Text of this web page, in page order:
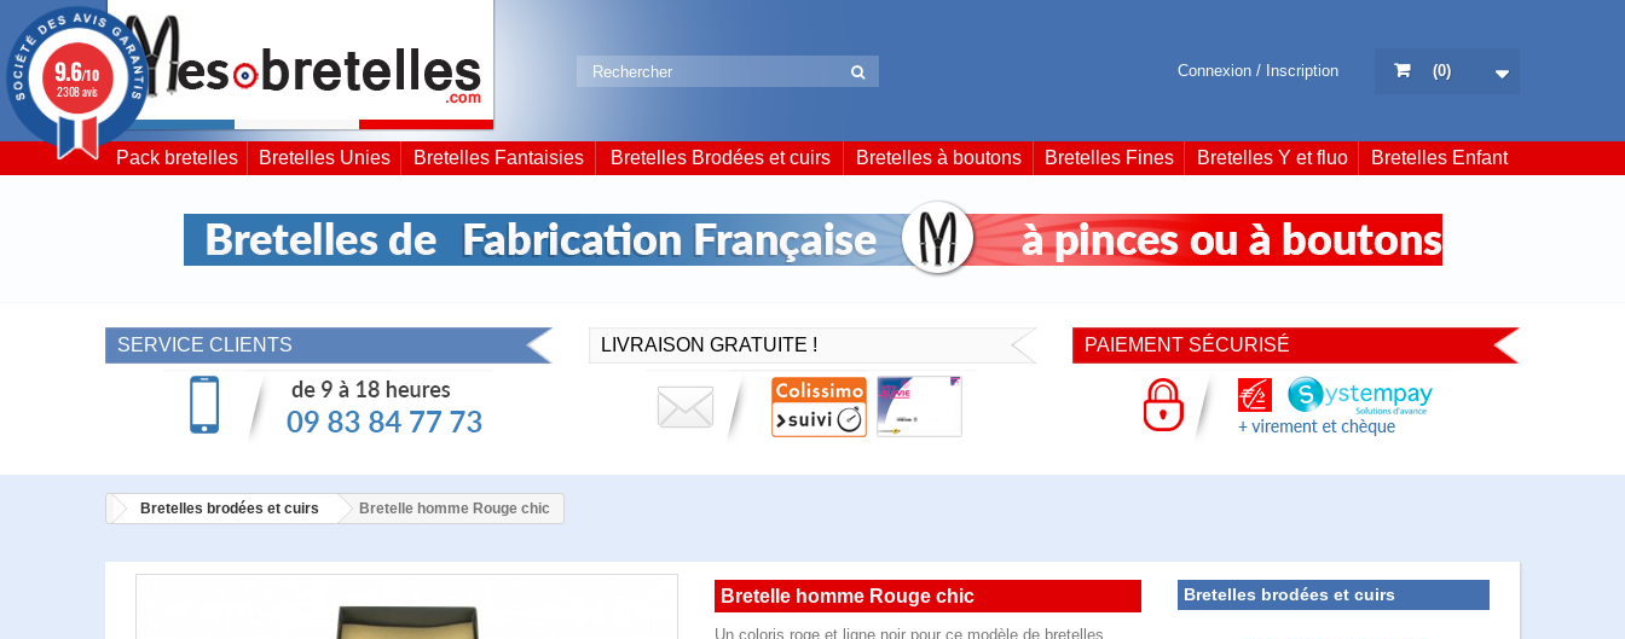
Connexion / Inscription (0)
Pack bretelles Bretelles Unies Bretelles Fantaisies Bretelles Brodées et cuirs Bretelles à boutons Bretelles Fines Bretelles Y et fluo Bretelles Enfant
SERVICE CLIENTS LIVRAISON GRATUITE ! PAIEMENT SÉCURISÉ
Bretelles brodées et cuirs Bretelle homme Rouge chic
Bretelle homme Rouge chic
Un coloris roge et ligne noir pour ce modèle de bretelles
Bretelles brodées et cuirs
9.6/10
2308 avis